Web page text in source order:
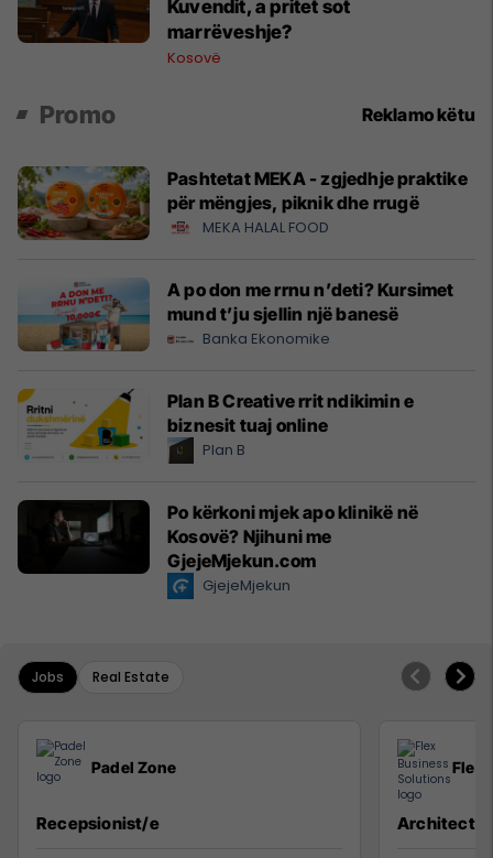
Kuvendit, a pritet sot
marrëveshje?
Kosovë
Promo Reklamo këtu
Pashtetat MEKA - zgjedhje praktike
për mëngjes, piknik dhe rrugë
MEKA HALAL FOOD
A po don me rrnu n’deti? Kursimet
mund t’ju sjellin një banesë
Banka Ekonomike
Plan B Creative rrit ndikimin e
biznesit tuaj online
Plan B
Po kërkoni mjek apo klinikë në
Kosovë? Njihuni me
GjejeMjekun.com
GjejeMjekun
Jobs Real Estate
Padel Zone
Recepsionist/e
Flex
Architect